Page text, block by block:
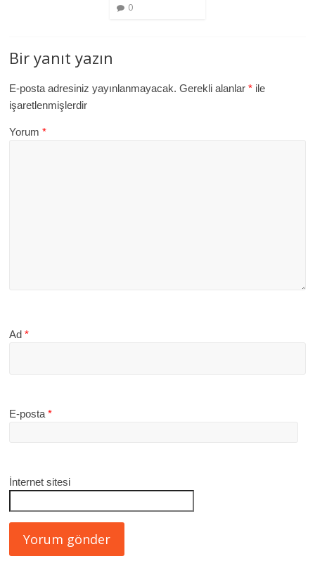
0
Bir yanıt yazın
E-posta adresiniz yayınlanmayacak. Gerekli alanlar* ile
işaretlenmişlerdir
Yorum*
Ad*
E-posta*
İnternet sitesi